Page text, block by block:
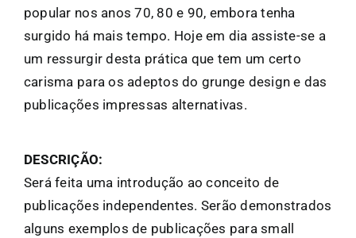
popular nos anos 70, 80 e 90, embora tenha
surgido há mais tempo. Hoje em dia assiste-se a
um ressurgir desta prática que tem um certo
carisma para os adeptos do grunge design e das
publicações impressas alternativas.
DESCRIÇÃO:
Será feita uma introdução ao conceito de
publicações independentes. Serão demonstrados
alguns exemplos de publicações para small